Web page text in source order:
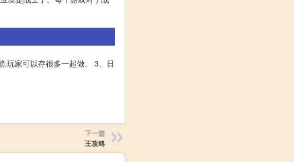
玩家可以存很多一起做。 3、日
下一篇
王攻略